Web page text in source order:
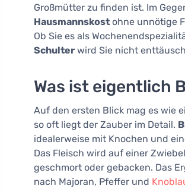
Großmütter zu finden ist. Im
Hausmannskost ohne unnötige
Ob Sie es als
Schulter wird Sie nicht
Was ist eigentlich
Auf den ersten Blick mag es wie
so oft liegt der Zauber im Detail.
idealerweise mit Knochen und
Das Fleisch wird auf einer
geschmort oder gebacken. Das
nach Majoran, Pfeffer und